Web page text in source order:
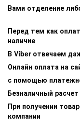
Вами отделение
Перед тем как
наличие
В Viber отвечаем
Онлайн оплата на
с помощью
Безналичный расчет
При получении
компании